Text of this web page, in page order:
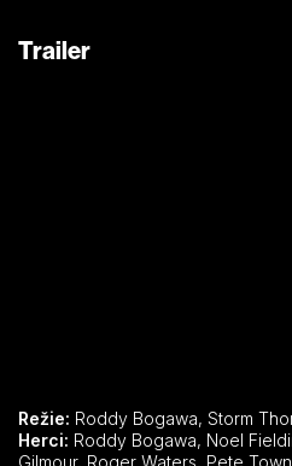
Roddy Bogawa hľadajú odpoveď
Trailer
Režie: Roddy Bogawa, Storm
Herci:
Gilmour, Roger Waters, Pete Townshend, Nick Mason, Graham